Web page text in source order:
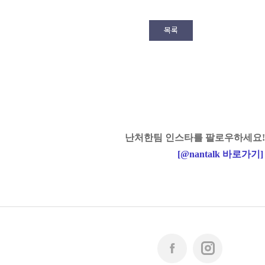
목록
난처한팀 인스타를 팔로우하세요!
[@nantalk 바로가기 ]